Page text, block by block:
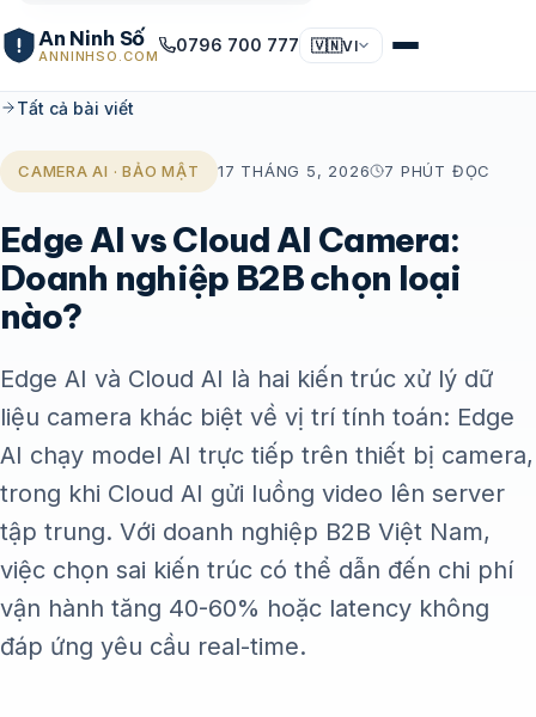
An Ninh Số
ANNINHSO.COM
0796 700 777 🇻🇳VI
Tất cả bài viết
CAMERA AI · BẢO MẬT 17 THÁNG 5, 2026 7 PHÚT ĐỌC
Edge AI vs Cloud AI Camera:
Doanh nghiệp B2B chọn loại
nào?
Edge AI và Cloud AI là hai kiến trúc xử lý dữ
liệu camera khác biệt về vị trí tính toán: Edge
AI chạy model AI trực tiếp trên thiết bị camera,
trong khi Cloud AI gửi luồng video lên server
tập trung. Với doanh nghiệp B2B Việt Nam,
việc chọn sai kiến trúc có thể dẫn đến chi phí
vận hành tăng 40-60% hoặc latency không
đáp ứng yêu cầu real-time.